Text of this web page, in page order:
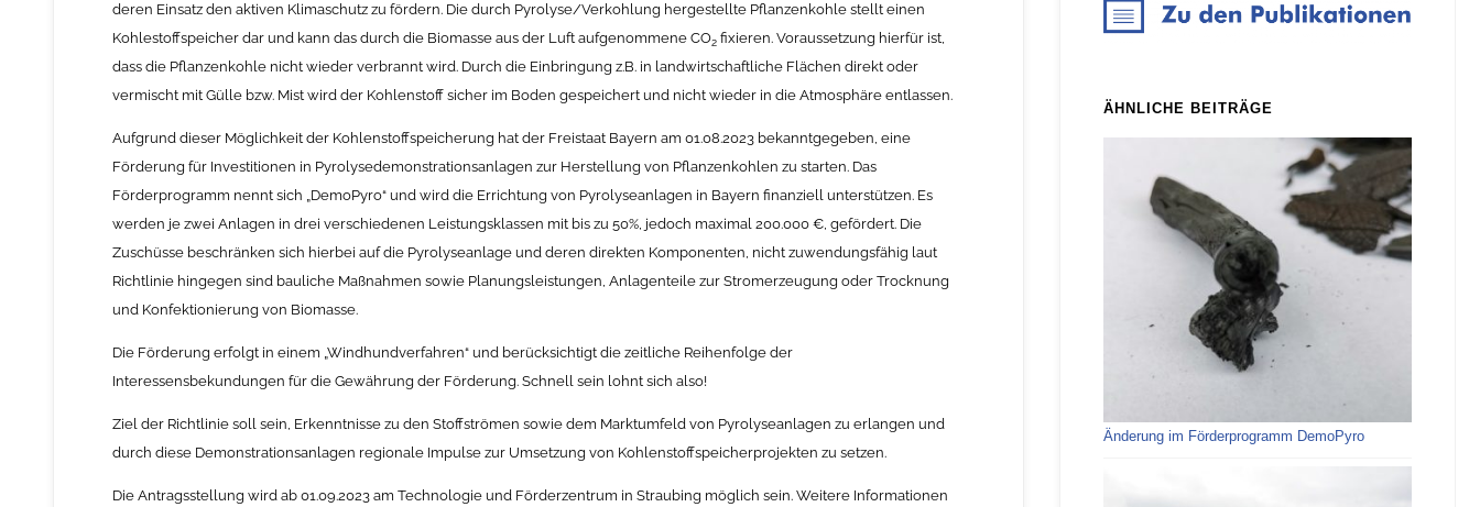
deren Einsatz den aktiven Klimaschutz zu fördern. Die durch Pyrolyse/Verkohlung hergestellte Pflanzenkohle stellt einen
Kohlestoffspeicher dar und kann das durch die Biomasse aus der Luft aufgenommene CO2fixieren. Voraussetzung hierfür ist,
dass die Pflanzenkohle nicht wieder verbrannt wird. Durch die Einbringung z.B. in landwirtschaftliche Flächen direkt oder
vermischt mit Gülle bzw. Mist wird der Kohlenstoff sicher im Boden gespeichert und nicht wieder in die Atmosphäre entlassen.
Aufgrund dieser Möglichkeit der Kohlenstoffspeicherung hat der Freistaat Bayern am 01.08.2023 bekanntgegeben, eine
Förderung für Investitionen in Pyrolysedemonstrationsanlagen zur Herstellung von Pflanzenkohlen zu starten. Das
Förderprogramm nennt sich „DemoPyro“ und wird die Errichtung von Pyrolyseanlagen in Bayern finanziell unterstützen. Es
werden je zwei Anlagen in drei verschiedenen Leistungsklassen mit bis zu 50%, jedoch maximal 200.000 €, gefördert. Die
Zuschüsse beschränken sich hierbei auf die Pyrolyseanlage und deren direkten Komponenten, nicht zuwendungsfähig laut
Richtlinie hingegen sind bauliche Maßnahmen sowie Planungsleistungen, Anlagenteile zur Stromerzeugung oder Trocknung
und Konfektionierung von Biomasse.
Die Förderung erfolgt in einem „Windhundverfahren“ und berücksichtigt die zeitliche Reihenfolge der
Interessensbekundungen für die Gewährung der Förderung. Schnell sein lohnt sich also!
Ziel der Richtlinie soll sein, Erkenntnisse zu den Stoffströmen sowie dem Marktumfeld von Pyrolyseanlagen zu erlangen und
durch diese Demonstrationsanlagen regionale Impulse zur Umsetzung von Kohlenstoffspeicherprojekten zu setzen.
Die Antragsstellung wird ab 01.09.2023 am Technologie und Förderzentrum in Straubing möglich sein. Weitere Informationen
ÄHNLICHE BEITRÄGE
Änderung im Förderprogramm DemoPyro